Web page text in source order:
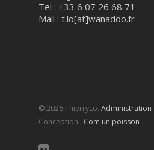
Tel : +33 6 07 26 68 71
Mail : t.lo[at]wanadoo.fr
© 2026 ThierryLo. Administration
Conception : Com un poisson